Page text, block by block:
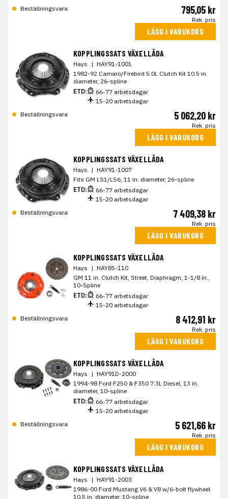
Beställningsvara
795,05 kr
Rek. pris
LÄGG I VARUKORG
KOPPLINGSSATS VÄXELLÅDA
Hays | HAY91-1001
1982-92 Camaro/Firebird 5.0L Clutch Kit 10.5 in.
diameter, 26-spline
ETD:
66-77 arbetsdagar
15-20 arbetsdagar
Beställningsvara
5 062,20 kr
Rek. pris
LÄGG I VARUKORG
KOPPLINGSSATS VÄXELLÅDA
Hays | HAY91-1007
Fits GM LS1/LS6, 11 in. diameter, 26-spline
ETD:
66-77 arbetsdagar
15-20 arbetsdagar
Beställningsvara
7 409,38 kr
Rek. pris
LÄGG I VARUKORG
KOPPLINGSSATS VÄXELLÅDA
Hays | HAY85-110
GM 11 in. Clutch Kit, Street, Diaphragm, 1-1/8 in.,
10-Spline
ETD:
66-77 arbetsdagar
15-20 arbetsdagar
Beställningsvara
8 412,91 kr
Rek. pris
LÄGG I VARUKORG
KOPPLINGSSATS VÄXELLÅDA
Hays | HAY91D-2000
1994-98 Ford F250 & F350 7.3L Diesel, 13 in.
diameter, 10-spline
ETD:
66-77 arbetsdagar
15-20 arbetsdagar
Beställningsvara
5 621,66 kr
Rek. pris
LÄGG I VARUKORG
KOPPLINGSSATS VÄXELLÅDA
Hays | HAY91-2003
1986-00 Ford Mustang V6 & V8 w/6-bolt flywheel
10.5 in. diameter, 10-spline